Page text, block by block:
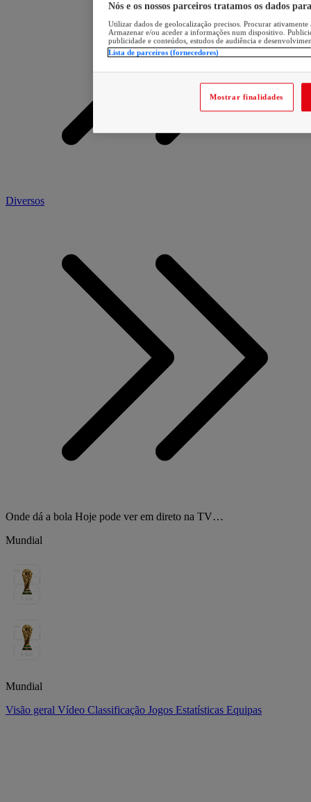
Diversos
Onde dá a bola Hoje pode ver em direto na TV…
Mundial
Mundial
Visão geral Vídeo Classificação Jogos Estatísticas Equipas
Nós e os nossos parceiros tratamos os dados
Utilizar dados de geolocalização precisos. Procurar
Armazenar e/ou aceder a informações num dispositivo.
publicidade e conteúdos, estudos de audiência e
Lista de parceiros (fornecedores)
Mostrar finalidades